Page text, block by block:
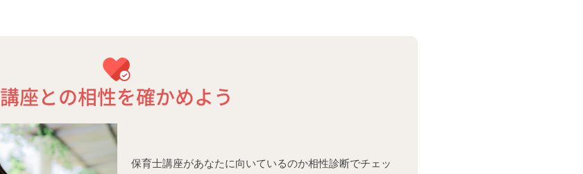
講座との相性を確かめよう
保育士講座があなたに向いているのか相性診断でチェッ